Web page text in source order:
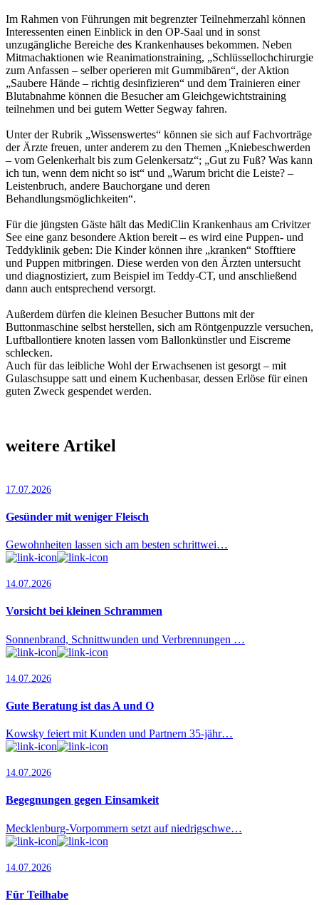
Im Rahmen von Führungen mit begrenzter Teilnehmerzahl können
Interessenten einen Einblick in den OP-Saal und in sonst
unzugängliche Bereiche des Krankenhauses bekommen. Neben
Mitmachaktionen wie Reanimationstraining, „Schlüssellochchirurgie
zum Anfassen – selber operieren mit Gummibären“, der Aktion
„Saubere Hände – richtig desinfizieren“ und dem Trainieren einer
Blutabnahme können die Besucher am Gleichgewichtstraining
teilnehmen und bei gutem Wetter Segway fahren.
Unter der Rubrik „Wissenswertes“ können sie sich auf Fachvorträge
der Ärzte freuen, unter anderem zu den Themen „Kniebeschwerden
– vom Gelenkerhalt bis zum Gelenkersatz“; „Gut zu Fuß? Was kann
ich tun, wenn dem nicht so ist“ und „Warum bricht die Leiste? –
Leistenbruch, andere Bauchorgane und deren
Behandlungsmöglichkeiten“.
Für die jüngsten Gäste hält das MediClin Krankenhaus am Crivitzer
See eine ganz besondere Aktion bereit – es wird eine Puppen- und
Teddyklinik geben: Die Kinder können ihre „kranken“ Stofftiere
und Puppen mitbringen. Diese werden von den Ärzten untersucht
und diagnostiziert, zum Beispiel im Teddy-CT, und anschließend
dann auch entsprechend versorgt.
Außerdem dürfen die kleinen Besucher Buttons mit der
Buttonmaschine selbst herstellen, sich am Röntgenpuzzle versuchen,
Luftballontiere knoten lassen vom Ballonkünstler und Eiscreme
schlecken.
Auch für das leibliche Wohl der Erwachsenen ist gesorgt – mit
Gulaschsuppe satt und einem Kuchenbasar, dessen Erlöse für einen
guten Zweck gespendet werden.
weitere Artikel
17.07.2026
Gesünder mit weniger Fleisch
Gewohnheiten lassen sich am besten schrittwei…
14.07.2026
Vorsicht bei kleinen Schrammen
Sonnenbrand, Schnittwunden und Verbrennungen …
14.07.2026
Gute Beratung ist das A und O
Kowsky feiert mit Kunden und Partnern 35-jähr…
14.07.2026
Begegnungen gegen Einsamkeit
Mecklenburg-Vorpommern setzt auf niedrigschwe…
14.07.2026
Für Teilhabe